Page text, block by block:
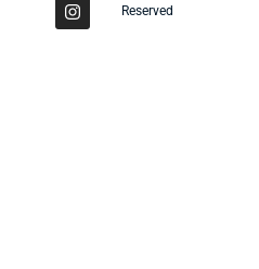
Reserved